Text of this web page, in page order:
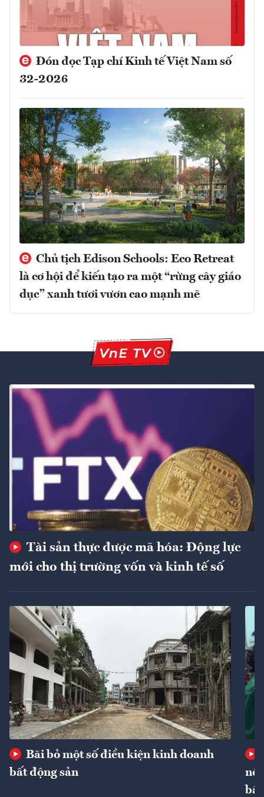
Đón đọc Tạp chí Kinh tế Việt Nam số
32-2026
Chủ tịch Edison Schools: Eco Retreat
là cơ hội để kiến tạo ra một “rừng cây giáo
dục” xanh tươi vươn cao mạnh mẽ
Tài sản thực được mã hóa: Động lực
mới cho thị trường vốn và kinh tế số
Bãi bỏ một số điều kiện kinh doanh
bất động sản